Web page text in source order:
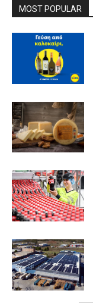
MOST POPULAR